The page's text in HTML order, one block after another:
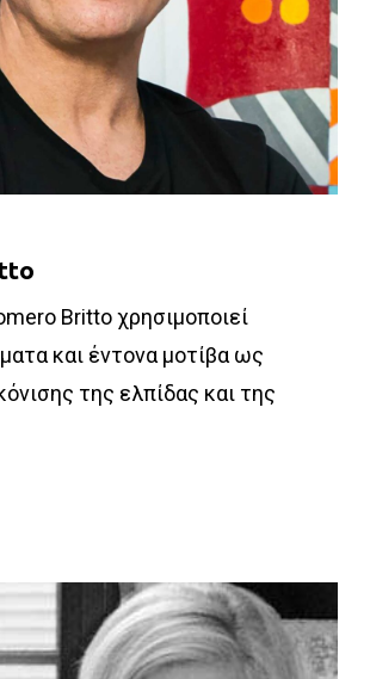
Britto χρησιμοποιεί
και έντονα μοτίβα ως
της ελπίδας και της